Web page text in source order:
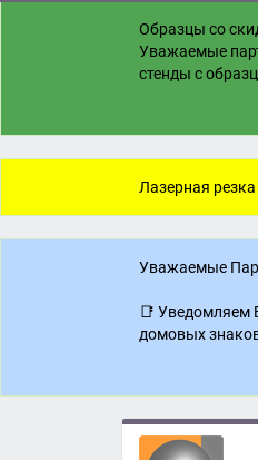
Образцы со
Уважаемые
стенды с
Лазерная
Уважаемые
📑 Уведомляем
домовых